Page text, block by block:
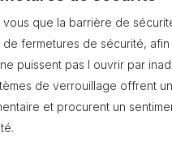
vous que la barrière de
de fermetures de sécurité, afin
puissent pas l ouvrir par
de verrouillage offrent
et procurent un